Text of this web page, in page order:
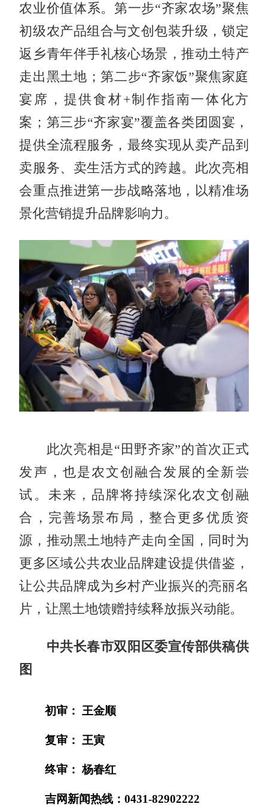
农业价值体系。第一步“齐家农场”聚焦
初级农产品组合与文创包装升级，锁定
返乡青年伴手礼核心场景，推动土特产
走出黑土地；第二步“齐家饭”聚焦家庭
宴席，提供食材+制作指南一体化方
案；第三步“齐家宴”覆盖各类团圆宴，
提供全流程服务，最终实现从卖产品到
卖服务、卖生活方式的跨越。此次亮相
会重点推进第一步战略落地，以精准场
景化营销提升品牌影响力。
此次亮相是“田野齐家”的首次正式
发声，也是农文创融合发展的全新尝
试。未来，品牌将持续深化农文创融
合，完善场景布局，整合更多优质资
源，推动黑土地特产走向全国，同时为
更多区域公共农业品牌建设提供借鉴，
让公共品牌成为乡村产业振兴的亮丽名
片，让黑土地馈赠持续释放振兴动能。
中共长春市双阳区委宣传部供稿供
图
初审： 王金顺
复审： 王寅
终审： 杨春红
吉网新闻热线：0431-82902222